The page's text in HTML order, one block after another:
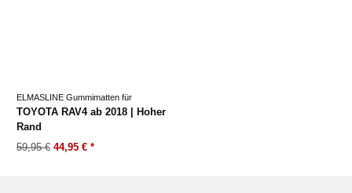
ELMASLINE Gummimatten für
TOYOTA RAV4 ab 2018 | Hoher
Rand
59,95 € 44,95 € *